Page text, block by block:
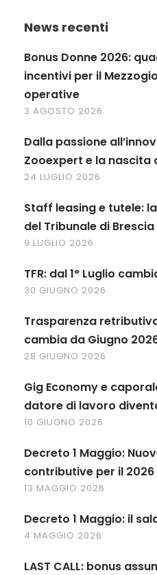
News recenti
Bonus Donne 2026:
incentivi per il
operative
3 AGOSTO 2026
Dalla passione
Zooexpert e la nascita
24 LUGLIO 2026
Staff leasing e tutele:
del Tribunale di Brescia
9 LUGLIO 2026
TFR: dal 1° Luglio
30 GIUGNO 2026
Trasparenza
cambia da Giugno
28 GIUGNO 2026
Gig Economy e
datore di lavoro
10 GIUGNO 2026
Decreto 1 Maggio:
contributive per il 2026
13 MAGGIO 2026
Decreto 1 Maggio: il
4 MAGGIO 2026
LAST CALL: bonus